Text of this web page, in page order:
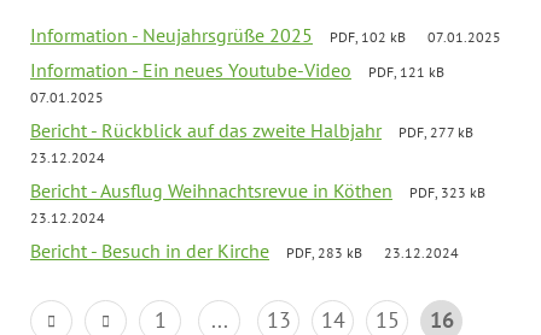
Information - Neujahrsgrüße 2025 PDF, 102 kB 07.01.2025
Information - Ein neues Youtube-Video
PDF, 121 kB
07.01.2025
Bericht - Rückblick auf das zweite Halbjahr
PDF, 277 kB
23.12.2024
Bericht - Ausflug Weihnachtsrevue in Köthen
PDF, 323 kB
23.12.2024
Bericht - Besuch in der Kirche PDF, 283 kB 23.12.2024
1 ... 13 14 15
16